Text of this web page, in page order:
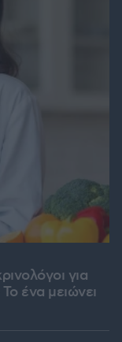
για
ένα μειώνει